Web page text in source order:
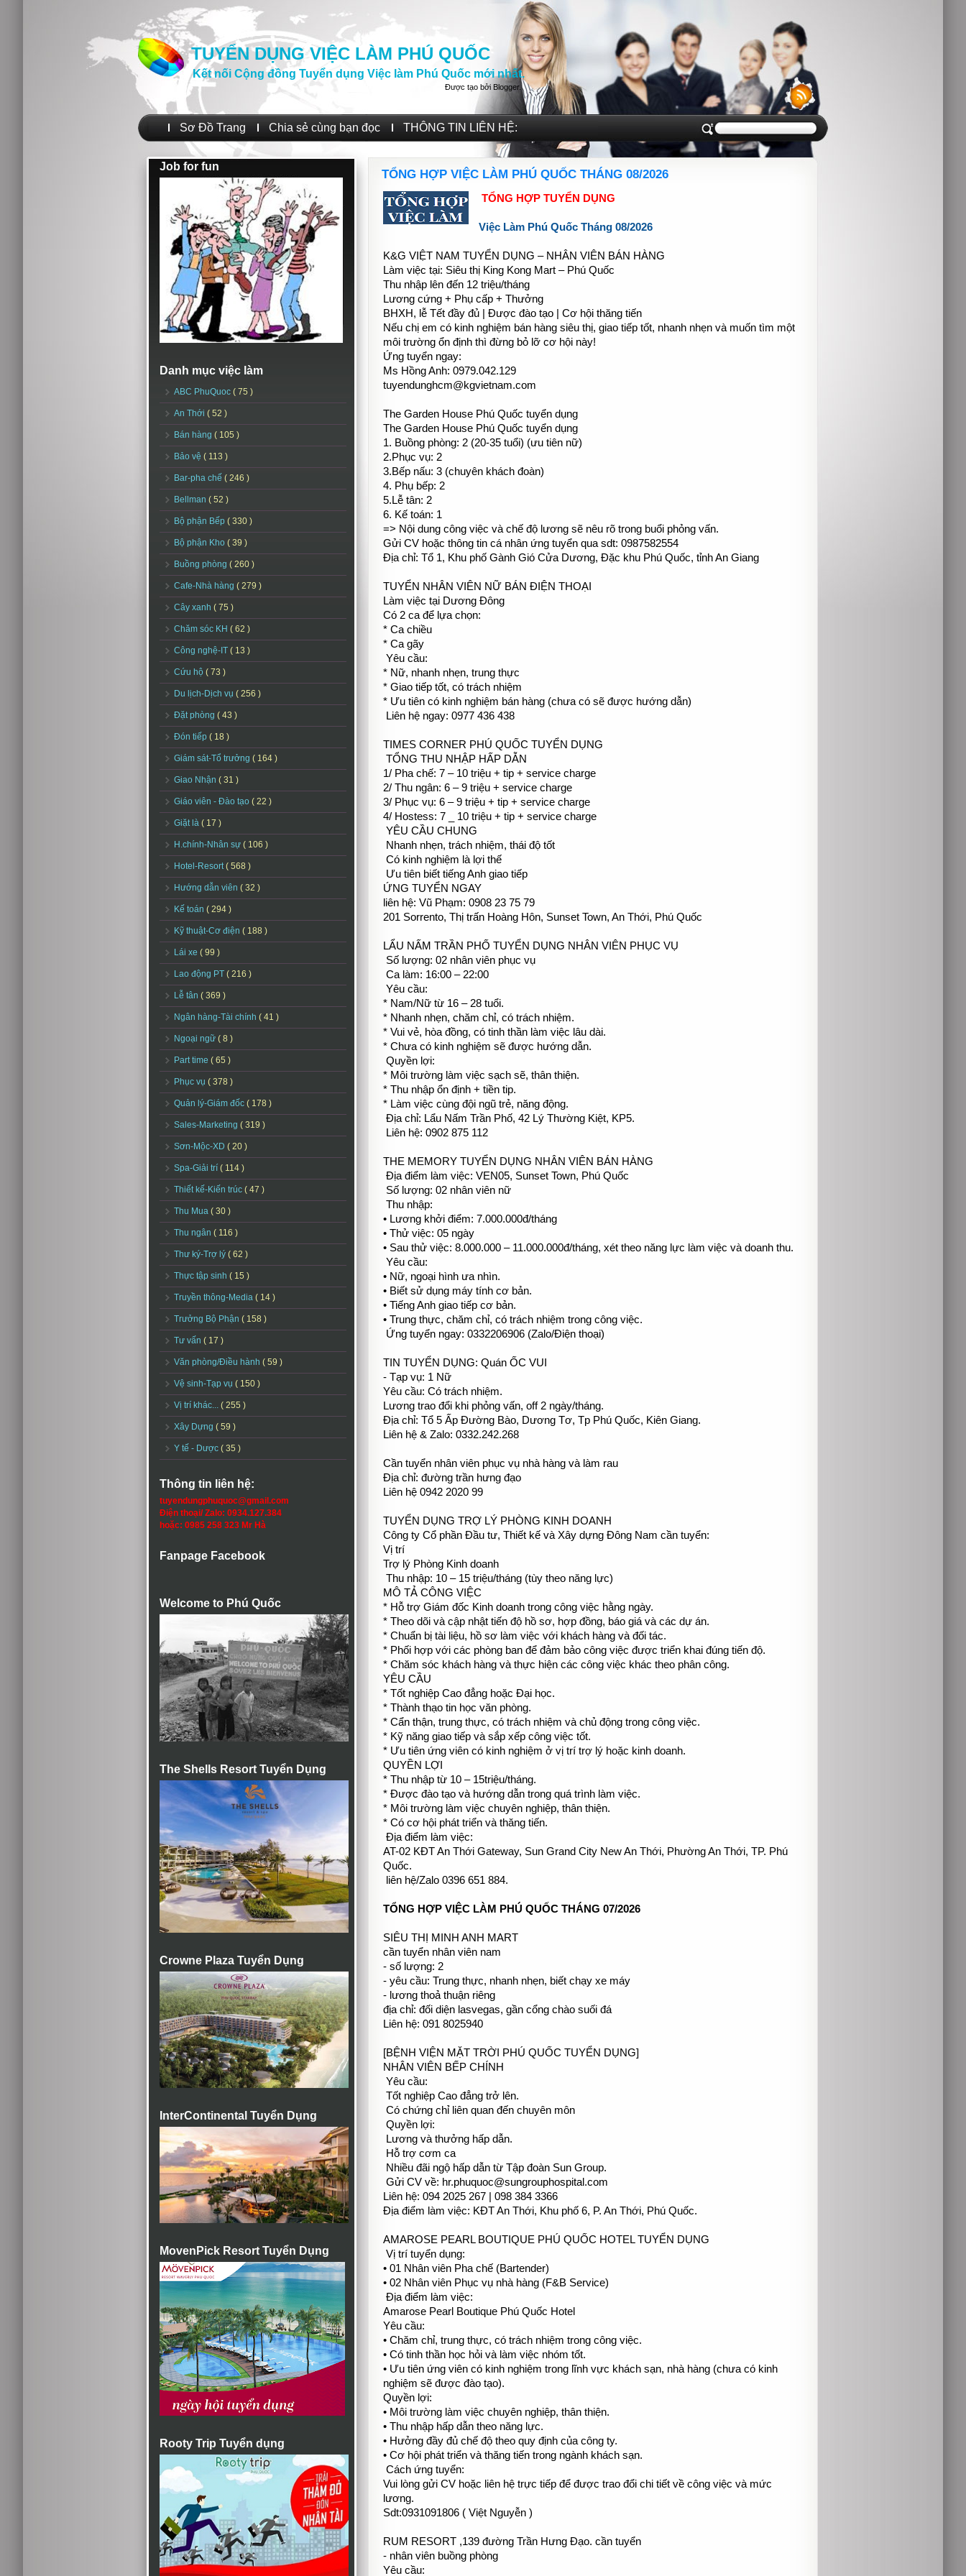
TUYỂN DỤNG VIỆC LÀM PHÚ QUỐC
Kết nối Cộng đồng Tuyển dụng Việc làm Phú Quốc mới nhất.
Được tạo bởi Blogger.
Sơ Đồ Trang Chia sẻ cùng bạn đọc THÔNG TIN LIÊN HỆ:
Job for fun
Danh mục việc làm
ABC PhuQuoc ( 75 )
An Thới ( 52 )
Bán hàng ( 105 )
Bảo vệ ( 113 )
Bar-pha chế ( 246 )
Bellman ( 52 )
Bộ phận Bếp ( 330 )
Bộ phận Kho ( 39 )
Buồng phòng ( 260 )
Cafe-Nhà hàng ( 279 )
Cây xanh ( 75 )
Chăm sóc KH ( 62 )
Công nghệ-IT ( 13 )
Cứu hộ ( 73 )
Du lịch-Dịch vụ ( 256 )
Đặt phòng ( 43 )
Đón tiếp ( 18 )
Giám sát-Tổ trưởng ( 164 )
Giao Nhận ( 31 )
Giáo viên - Đào tạo ( 22 )
Giặt là ( 17 )
H.chính-Nhân sự ( 106 )
Hotel-Resort( 568 )
Hướng dẫn viên ( 32 )
Kế toán ( 294 )
Kỹ thuật-Cơ điện ( 188 )
Lái xe ( 99 )
Lao động PT ( 216 )
Lễ tân ( 369 )
Ngân hàng-Tài chính ( 41 )
Ngoại ngữ ( 8 )
Part time ( 65 )
Phục vụ ( 378 )
Quản lý-Giám đốc ( 178 )
Sales-Marketing ( 319 )
Sơn-Mộc-XD ( 20 )
Spa-Giải trí ( 114 )
Thiết kế-Kiến trúc ( 47 )
Thu Mua ( 30 )
Thu ngân ( 116 )
Thư ký-Trợ lý ( 62 )
Thực tập sinh ( 15 )
Truyền thông-Media ( 14 )
Trưởng Bộ Phận ( 158 )
Tư vấn ( 17 )
Văn phòng/Điều hành ( 59 )
Vệ sinh-Tạp vụ ( 150 )
Vị trí khác... ( 255 )
Xây Dựng ( 59 )
Y tế - Dược ( 35 )
Thông tin liên hệ:
tuyendungphuquoc@gmail.com
Điện thoại/ Zalo: 0934.127.384
hoặc: 0985 258 323 Mr Hà
Fanpage Facebook
Welcome to Phú Quốc
The Shells Resort Tuyển Dụng
Crowne Plaza Tuyển Dụng
InterContinental Tuyển Dụng
MovenPick Resort Tuyển Dụng
Rooty Trip Tuyển dụng
TỔNG HỢP VIỆC LÀM PHÚ QUỐC THÁNG 08/2026
TỔNG HỢP TUYỂN DỤNG
Việc Làm Phú Quốc Tháng 08/2026
K&G VIỆT NAM TUYỂN DỤNG – NHÂN VIÊN BÁN HÀNG
Làm việc tại: Siêu thị King Kong Mart – Phú Quốc
Thu nhập lên đến 12 triệu/tháng
Lương cứng + Phụ cấp + Thưởng
BHXH, lễ Tết đầy đủ | Được đào tạo | Cơ hội thăng tiến
Nếu chị em có kinh nghiệm bán hàng siêu thị, giao tiếp tốt, nhanh nhẹn và muốn tìm một
môi trường ổn định thì đừng bỏ lỡ cơ hội này!
Ứng tuyển ngay:
Ms Hồng Anh: 0979.042.129
tuyendunghcm@kgvietnam.com
The Garden House Phú Quốc tuyển dụng
The Garden House Phú Quốc tuyển dụng
1. Buồng phòng: 2 (20-35 tuổi) (ưu tiên nữ)
2.Phục vụ: 2
3.Bếp nấu: 3 (chuyên khách đoàn)
4. Phụ bếp: 2
5.Lễ tân: 2
6. Kế toán: 1
=> Nội dung công việc và chế độ lương sẽ nêu rõ trong buổi phỏng vấn.
Gửi CV hoặc thông tin cá nhân ứng tuyển qua sdt: 0987582554
Địa chỉ: Tổ 1, Khu phố Gành Gió Cửa Dương, Đặc khu Phú Quốc, tỉnh An Giang
TUYỂN NHÂN VIÊN NỮ BÁN ĐIỆN THOẠI
Làm việc tại Dương Đông
Có 2 ca để lựa chọn:
* Ca chiều
* Ca gãy
Yêu cầu:
* Nữ, nhanh nhẹn, trung thực
* Giao tiếp tốt, có trách nhiệm
* Ưu tiên có kinh nghiệm bán hàng (chưa có sẽ được hướng dẫn)
Liên hệ ngay: 0977 436 438
TIMES CORNER PHÚ QUỐC TUYỂN DỤNG
TỔNG THU NHẬP HẤP DẪN
1/ Pha chế: 7 – 10 triệu + tip + service charge
2/ Thu ngân: 6 – 9 triệu + service charge
3/ Phục vụ: 6 – 9 triệu + tip + service charge
4/ Hostess: 7 _ 10 triệu + tip + service charge
YÊU CẦU CHUNG
Nhanh nhẹn, trách nhiệm, thái độ tốt
Có kinh nghiệm là lợi thế
Ưu tiên biết tiếng Anh giao tiếp
ỨNG TUYỂN NGAY
liên hệ: Vũ Phạm: 0908 23 75 79
201 Sorrento, Thị trấn Hoàng Hôn, Sunset Town, An Thới, Phú Quốc
LẨU NẤM TRẦN PHỐ TUYỂN DỤNG NHÂN VIÊN PHỤC VỤ
Số lượng: 02 nhân viên phục vụ
Ca làm: 16:00 – 22:00
Yêu cầu:
* Nam/Nữ từ 16 – 28 tuổi.
* Nhanh nhẹn, chăm chỉ, có trách nhiệm.
* Vui vẻ, hòa đồng, có tinh thần làm việc lâu dài.
* Chưa có kinh nghiệm sẽ được hướng dẫn.
Quyền lợi:
* Môi trường làm việc sạch sẽ, thân thiện.
* Thu nhập ổn định + tiền tip.
* Làm việc cùng đội ngũ trẻ, năng động.
Địa chỉ: Lẩu Nấm Trần Phố, 42 Lý Thường Kiệt, KP5.
Liên hệ: 0902 875 112
THE MEMORY TUYỂN DỤNG NHÂN VIÊN BÁN HÀNG
Địa điểm làm việc: VEN05, Sunset Town, Phú Quốc
Số lượng: 02 nhân viên nữ
Thu nhập:
• Lương khởi điểm: 7.000.000đ/tháng
• Thử việc: 05 ngày
• Sau thử việc: 8.000.000 – 11.000.000đ/tháng, xét theo năng lực làm việc và doanh thu.
Yêu cầu:
• Nữ, ngoại hình ưa nhìn.
• Biết sử dụng máy tính cơ bản.
• Tiếng Anh giao tiếp cơ bản.
• Trung thực, chăm chỉ, có trách nhiệm trong công việc.
Ứng tuyển ngay: 0332206906 (Zalo/Điện thoại)
TIN TUYỂN DỤNG: Quán ỐC VUI
- Tạp vụ: 1 Nữ
Yêu cầu: Có trách nhiệm.
Lương trao đổi khi phỏng vấn, off 2 ngày/tháng.
Địa chỉ: Tổ 5 Ấp Đường Bào, Dương Tơ, Tp Phú Quốc, Kiên Giang.
Liên hệ & Zalo: 0332.242.268
Cần tuyển nhân viên phục vụ nhà hàng và làm rau
Địa chỉ: đường trần hưng đạo
Liên hệ 0942 2020 99
TUYỂN DỤNG TRỢ LÝ PHÒNG KINH DOANH
Công ty Cổ phần Đầu tư, Thiết kế và Xây dựng Đông Nam cần tuyển:
Vị trí
Trợ lý Phòng Kinh doanh
Thu nhập: 10 – 15 triệu/tháng (tùy theo năng lực)
MÔ TẢ CÔNG VIỆC
* Hỗ trợ Giám đốc Kinh doanh trong công việc hằng ngày.
* Theo dõi và cập nhật tiến độ hồ sơ, hợp đồng, báo giá và các dự án.
* Chuẩn bị tài liệu, hồ sơ làm việc với khách hàng và đối tác.
* Phối hợp với các phòng ban để đảm bảo công việc được triển khai đúng tiến độ.
* Chăm sóc khách hàng và thực hiện các công việc khác theo phân công.
YÊU CẦU
* Tốt nghiệp Cao đẳng hoặc Đại học.
* Thành thạo tin học văn phòng.
* Cẩn thận, trung thực, có trách nhiệm và chủ động trong công việc.
* Kỹ năng giao tiếp và sắp xếp công việc tốt.
* Ưu tiên ứng viên có kinh nghiệm ở vị trí trợ lý hoặc kinh doanh.
QUYỀN LỢI
* Thu nhập từ 10 – 15triệu/tháng.
* Được đào tạo và hướng dẫn trong quá trình làm việc.
* Môi trường làm việc chuyên nghiệp, thân thiện.
* Có cơ hội phát triển và thăng tiến.
Địa điểm làm việc:
AT-02 KĐT An Thới Gateway, Sun Grand City New An Thới, Phường An Thới, TP. Phú
Quốc.
liên hệ/Zalo 0396 651 884.
TỔNG HỢP VIỆC LÀM PHÚ QUỐC THÁNG 07/2026
SIÊU THỊ MINH ANH MART
cần tuyển nhân viên nam
- số lượng: 2
- yêu cầu: Trung thực, nhanh nhẹn, biết chạy xe máy
- lương thoả thuận riêng
địa chỉ: đối diện lasvegas, gần cổng chào suối đá
Liên hệ: 091 8025940
[BỆNH VIỆN MẶT TRỜI PHÚ QUỐC TUYỂN DỤNG]
NHÂN VIÊN BẾP CHÍNH
Yêu cầu:
Tốt nghiệp Cao đẳng trở lên.
Có chứng chỉ liên quan đến chuyên môn
Quyền lợi:
Lương và thưởng hấp dẫn.
Hỗ trợ cơm ca
Nhiều đãi ngộ hấp dẫn từ Tập đoàn Sun Group.
Gửi CV về: hr.phuquoc@sungrouphospital.com
Liên hệ: 094 2025 267 | 098 384 3366
Địa điểm làm việc: KĐT An Thới, Khu phố 6, P. An Thới, Phú Quốc.
AMAROSE PEARL BOUTIQUE PHÚ QUỐC HOTEL TUYỂN DỤNG
Vị trí tuyển dụng:
• 01 Nhân viên Pha chế (Bartender)
• 02 Nhân viên Phục vụ nhà hàng (F&B Service)
Địa điểm làm việc:
Amarose Pearl Boutique Phú Quốc Hotel
Yêu cầu:
• Chăm chỉ, trung thực, có trách nhiệm trong công việc.
• Có tinh thần học hỏi và làm việc nhóm tốt.
• Ưu tiên ứng viên có kinh nghiệm trong lĩnh vực khách sạn, nhà hàng (chưa có kinh
nghiệm sẽ được đào tạo).
Quyền lợi:
• Môi trường làm việc chuyên nghiệp, thân thiện.
• Thu nhập hấp dẫn theo năng lực.
• Hưởng đầy đủ chế độ theo quy định của công ty.
• Cơ hội phát triển và thăng tiến trong ngành khách sạn.
Cách ứng tuyển:
Vui lòng gửi CV hoặc liên hệ trực tiếp để được trao đổi chi tiết về công việc và mức
lương.
Sdt:0931091806 ( Việt Nguyễn )
RUM RESORT ,139 đường Trần Hưng Đạo. cần tuyển
- nhân viên buồng phòng
Yêu cầu: